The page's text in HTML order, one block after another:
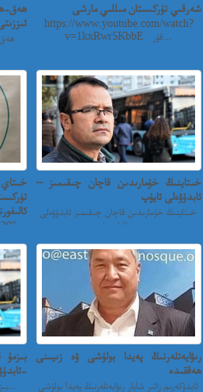
ھەق-
شەرقىي تۈركىستان مىللىي مارشى
https://www.youtube.com/watch?
v=1kxRwr5KbbE ﻗﯘﺭ...
خىتاينىڭ خۇمارىدىن قاچان چىقىمىز –
ئابدۇۋەلى ئايۇپ
خىتاينىڭ خۇمارىدىن قاچان چىقىمىز ئابدۇۋەلى
ئايۇپ خ...
-
بىزمۇ قايتىمىز، ئەمما سىلەردەك ئەمەس ئا...
رىۋايەتلەرنىڭ پەيدا بولۇشى ۋە زىيىنى
ھەققىدە
ئابدۇكەرىم زائىر شايار رىۋايەتلەرنىڭ پەيدا بولۇشى